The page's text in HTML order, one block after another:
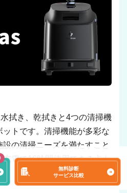
拭き、乾拭きと4つの清掃機
トです。清掃機能が多彩な
の清掃ニーズを満たすこと
電で16時間使用できる点も
無料診断
サービス比較